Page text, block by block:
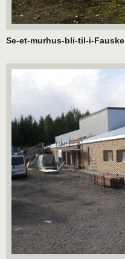
Se-et-murhus-bli-til-i-Fauske